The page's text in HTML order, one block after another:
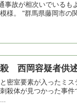
事故が相次いでいるも
様。 "群馬県藤岡市の
西岡容疑者供述
密室要素が入ったミ
殺体が見つかった事